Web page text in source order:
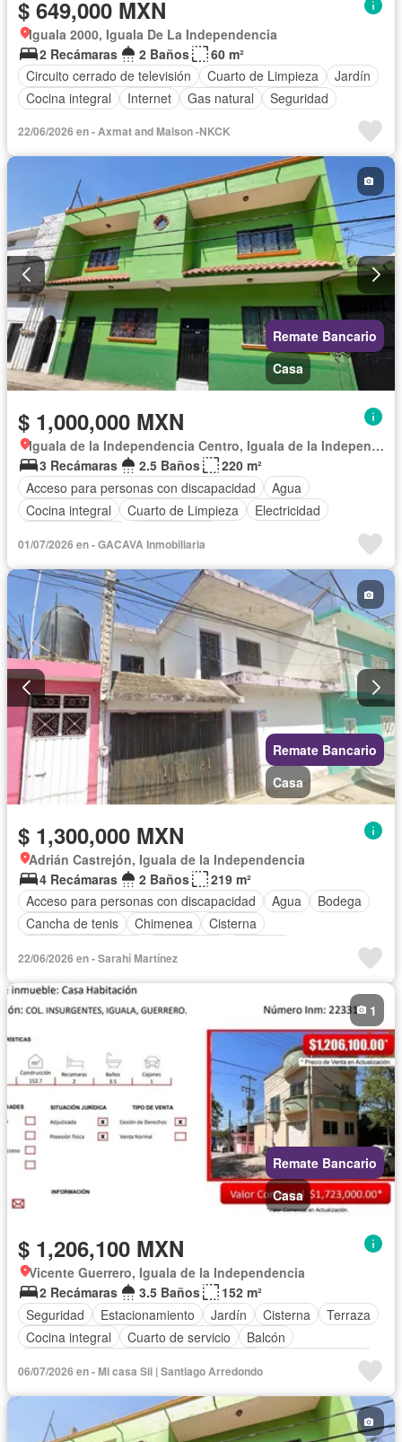
$ 649,000 MXN
Iguala 2000, Iguala De La Independencia
2 Recámaras
2 Baños
60 m²
Circuito cerrado de televisión
Cuarto de Limpieza
Jardín
Cocina integral
Internet Gas natural Seguridad
22/06/2026 en - Axmat and Maison -NKCK
Remate Bancario
Casa
$ 1,000,000 MXN
Iguala de la Independencia Centro, Iguala de la Independencia
3 Recámaras
2.5 Baños
220 m²
Acceso para personas con discapacidad
Agua
Cocina integral
Cuarto de Limpieza
Electricidad
01/07/2026 en - GACAVA Inmobiliaria
Remate Bancario
Casa
$ 1,300,000 MXN
Adrián Castrejón, Iguala de la Independencia
4 Recámaras
2 Baños
219 m²
Acceso para personas con discapacidad
Agua
Bodega
Cancha de tenis
Chimenea
Cisterna
Estacionamiento
Internet
Seguridad
Televisión por cable
22/06/2026 en - Sarahí Martínez
Remate Bancario
Casa
1
$ 1,206,100 MXN
Vicente Guerrero, Iguala de la Independencia
2 Recámaras
3.5 Baños
152 m²
Seguridad
Estacionamiento Jardín Cisterna
Terraza
Cocina integral
Cuarto de servicio
Balcón
Cocina equipada
Sala polivalente
Internet
Bodega
Circuito cerrado de televisión
Electricidad Azotea
Agua
Cuarto de Limpieza
Televisión por cable
Asador
06/07/2026 en - Mi casa Sii | Santiago Arredondo